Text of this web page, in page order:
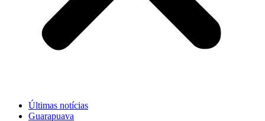
Últimas notícias
Guarapuava